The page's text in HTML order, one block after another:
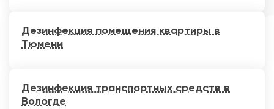
Дезинфекция помещения квартиры в
Тюмени
Дезинфекция транспортных средств в
Вологде